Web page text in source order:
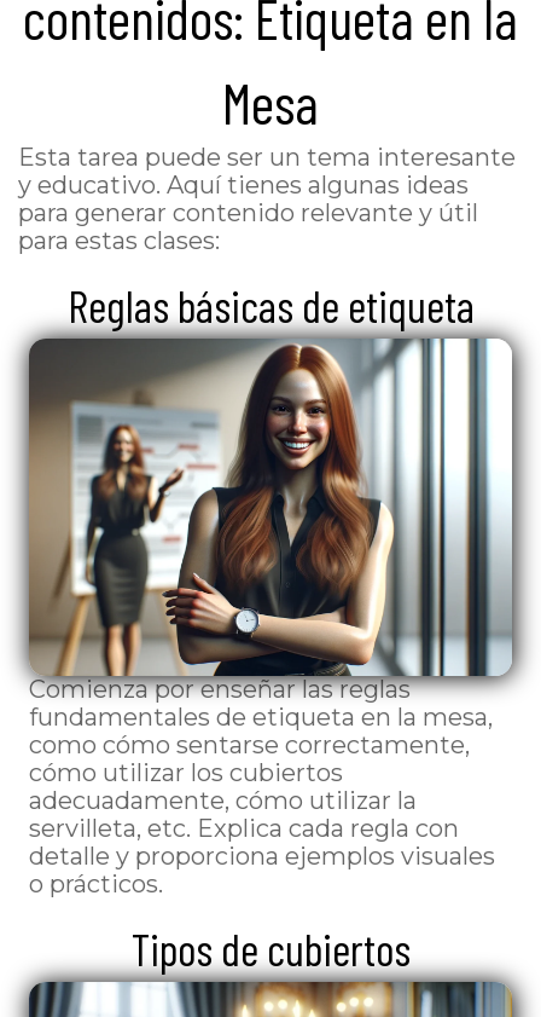
contenidos: Etiqueta en la
Mesa
Esta tarea puede ser un tema interesante
y educativo. Aquí tienes algunas ideas
para generar contenido relevante y útil
para estas clases:
Reglas básicas de etiqueta
Comienza por enseñar las reglas
fundamentales de etiqueta en la mesa,
como cómo sentarse correctamente,
cómo utilizar los cubiertos
adecuadamente, cómo utilizar la
servilleta, etc. Explica cada regla con
detalle y proporciona ejemplos visuales
o prácticos.
Tipos de cubiertos